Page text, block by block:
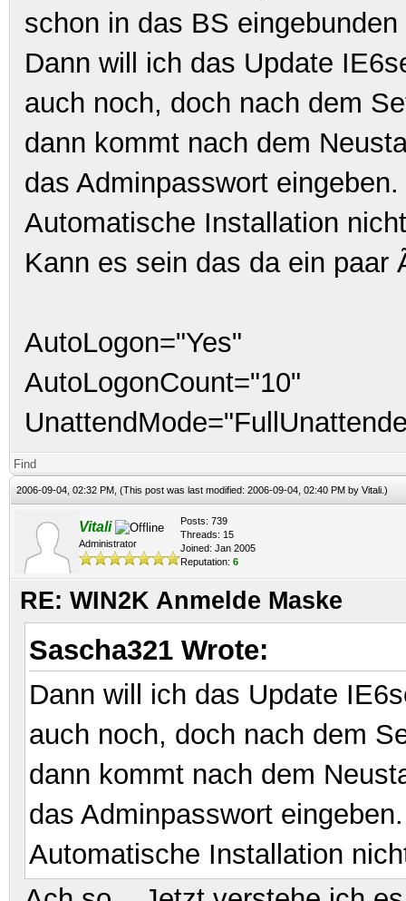
schon in das BS
Dann will ich das Update
auch noch, doch nach dem
dann kommt nach dem
das Adminpasswort
Automatische Installation
Kann es sein das da ein paar
AutoLogon="Yes"
AutoLogonCount="10"
UnattendMode="
Find
2006-09-04, 02:32 PM, (This post was last modified: 2006-09-04, 02:40 PM by Vitali .)
Vitali
Administrator
Posts: 739
Threads: 15
Joined: Jan 2005
Reputation: 6
RE: WIN2K Anmelde Maske
Sascha321 Wrote:
Dann will ich das Update
auch noch, doch nach dem
dann kommt nach dem
das Adminpasswort
Automatische Installation